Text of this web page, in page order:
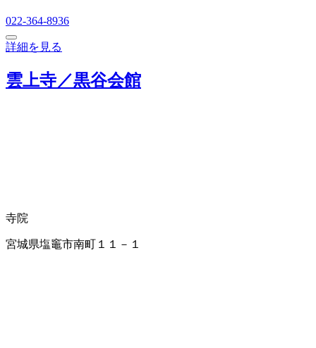
022-364-8936
詳細を見る
雲上寺／黒谷会館
寺院
宮城県塩竈市南町１１－１